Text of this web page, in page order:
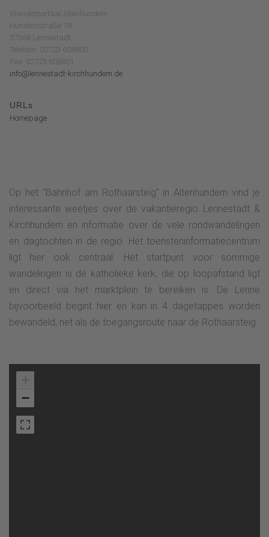
Wandelportaal Altenhundem
Hundemstraße 18
57368 Lennestadt
Telefoon: 02723 608800
Fax: 02723 608801
info@lennestadt-kirchhundem.de
URLs
Homepage
Op het "Bahnhof am Rothaarsteig" in Altenhundem vind je
interessante weetjes over de vakantieregio Lennestadt &
Kirchhundem en informatie over de vele rondwandelingen
en dagtochten in de regio. Het toeristeninformatiecentrum
ligt hier ook centraal. Het startpunt voor sommige
wandelingen is de katholieke kerk, die op loopafstand ligt
en direct via het marktplein te bereiken is. De Lenne
bijvoorbeeld begint hier en kan in 4 dagetappes worden
bewandeld, net als de toegangsroute naar de Rothaarsteig.
−